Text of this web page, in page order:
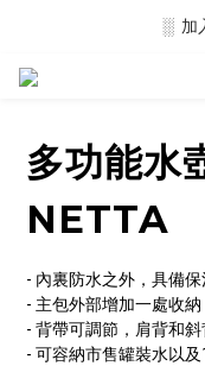
░
多功能水
NETTA
- 內裏防水之外，具備保
- 主包外部增加一處收納
- 背帶可調節，肩背和斜
- 可容納市售罐裝水以